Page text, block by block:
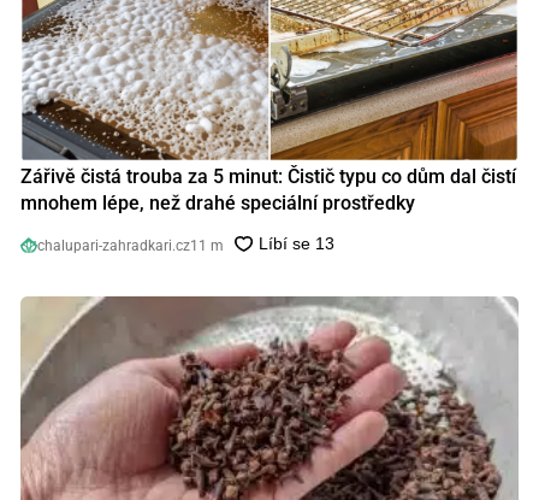
Zářivě čistá trouba za 5 minut: Čistič typu co dům dal čistí
mnohem lépe, než drahé speciální prostředky
chalupari-zahradkari.cz11 m